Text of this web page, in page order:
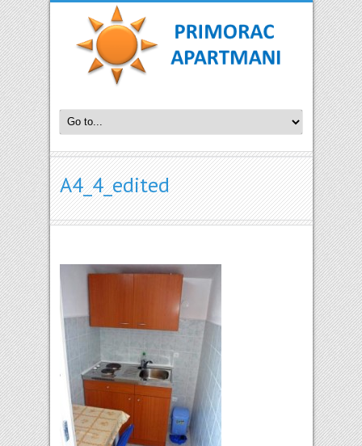
A4_4_edited